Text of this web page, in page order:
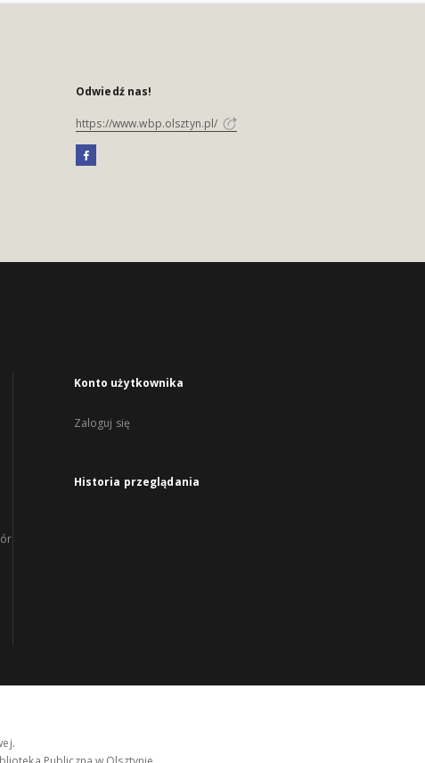
Odwiedź nas!
https://www.wbp.olsztyn.pl/
Konto użytkownika
Zaloguj się
Historia przeglądania